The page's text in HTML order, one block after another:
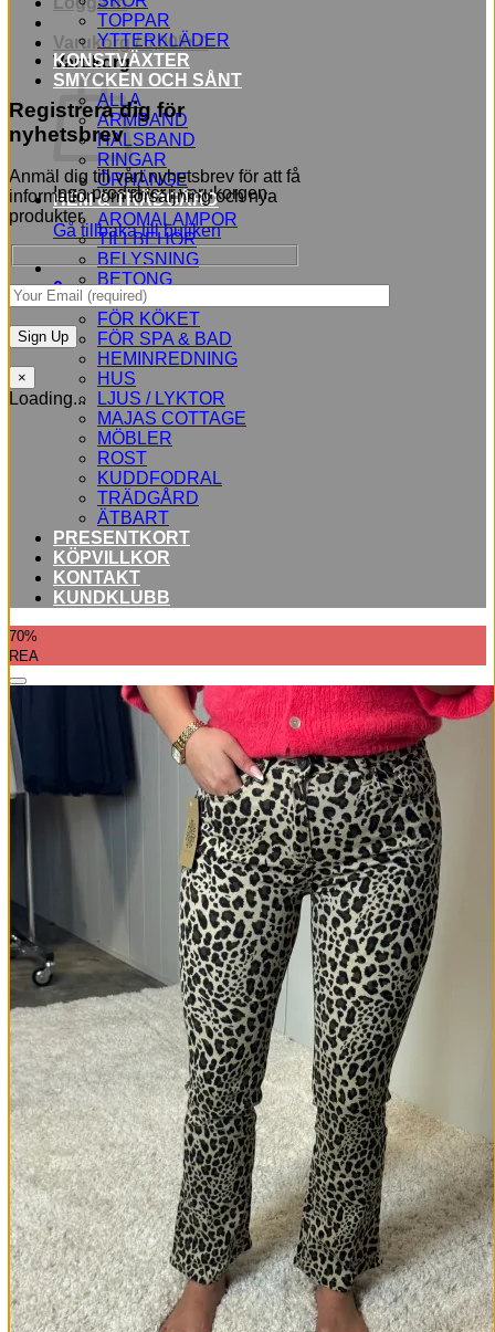
Registrera dig för
nyhetsbrev
Anmäl dig till vårt nyhetsbrev för att få
information om försäljning och nya
produkter.
×
Loading...
Varukorg /0,00kr 0
Varukorg
Inga produkter i varukorgen.
Gå tillbaka till butiken
0
TOPPAR
YTTERKLÄDER
KONSTVÄXTER
SMYCKEN OCH SÅNT
ALLA
ARMBAND
HALSBAND
RINGAR
ÖRHÄNGE
HEM & TRÄDGÅRD
AROMALAMPOR
TILLBEHÖR
BELYSNING
BETONG
BLOMMOR
FÖR KÖKET
FÖR SPA & BAD
HEMINREDNING
HUS
LJUS / LYKTOR
MAJAS COTTAGE
MÖBLER
ROST
KUDDFODRAL
TRÄDGÅRD
ÄTBART
PRESENTKORT
KÖPVILLKOR
KONTAKT
KUNDKLUBB
70%
REA